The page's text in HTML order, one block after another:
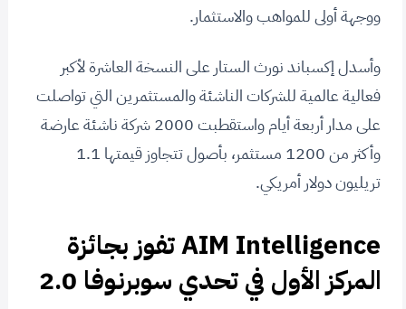
ووجهة أولى للمواهب والاستثمار.
وأسدل إكسباند نورث الستار على النسخة العاشرة لأكبر
فعالية عالمية للشركات الناشئة والمستثمرين التي تواصلت
على مدار أربعة أيام واستقطبت 2000 شركة ناشئة عارضة
وأكثر من 1200 مستثمر، بأصول تتجاوز قيمتها 1.1
تريليون دولار أمريكي.
AIM Intelligence
تفوز بجائزة
المركز الأول في تحدي سوبرنوفا 2.0